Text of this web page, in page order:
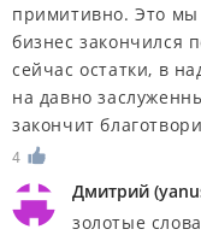
примитивно. Это мы
бизнес закончился
сейчас остатки, в
на давно
закончит
4
Дмитрий (
золотые